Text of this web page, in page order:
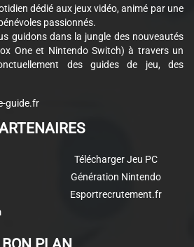
dédié aux jeux vidéo, animé par une
passionnés.
guidons dans la jungle des nouveautés
One et Nintendo Switch) à travers un
des guides de jeu, des
guide.fr
Télécharger Jeu PC
Génération Nintendo
Esportrecrutement.fr